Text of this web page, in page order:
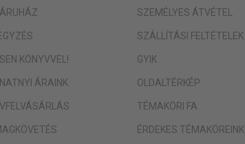
KÖNYVVEL!
ÁRAINK
SZEMÉLYES ÁTVÉTEL
SZÁLLÍTÁSI FELTÉTELEK
GYIK
OLDALTÉRKÉP
TÉMAKÖRI FA
ÉRDEKES TÉMAKÖREINK